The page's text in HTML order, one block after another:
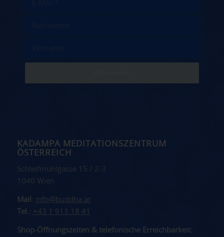
KADAMPA MEDITATIONSZENTRUM
ÖSTERREICH
Schleifmühlgasse 15 / 2-3
1040 Wien
Mail: info@buddha.at
Tel.: +43 1 911 18 41
Shop-Öffnungszeiten & telefonische Erreichbarkeit: